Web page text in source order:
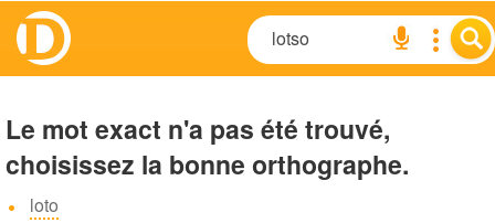
Le mot exact n'a pas été trouvé,
choisissez la bonne orthographe.
loto